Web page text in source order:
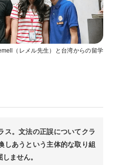
（レメル先生）と台湾からの留学
ス。文法の正誤についてクラ
しあうという主体的な取り組
ません。